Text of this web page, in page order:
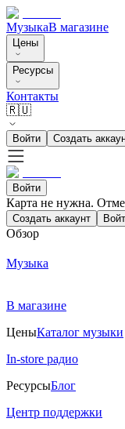
МузыкаВ магазине
Цены
Ресурсы
Контакты
🇷🇺
Войти Создать
Войти
Карта не нужна.
Создать аккаунт
Обзор
Музыка
В магазине
ЦеныКаталог музыки
In-store радио
РесурсыБлог
Центр поддержки